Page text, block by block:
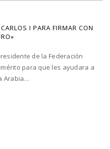
I PARA FIRMAR CON
de la Federación
para que les ayudara a
Arabia...